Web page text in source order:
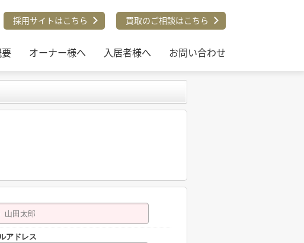
採用サイトはこちら 買取のご相談はこちら
オーナー様へ 入居者様へ お問い合わせ
アドレス